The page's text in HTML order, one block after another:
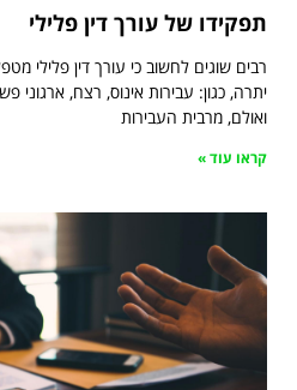
תפקידו של עורך דין פלילי
רבים שוגים לחשוב כי עורך דין פלילי
יתרה, כגון: עבירות אינוס, רצח, ארגוני
ואולם, מרבית העבירות
קראו עוד »